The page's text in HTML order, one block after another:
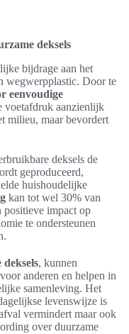
deksels
bijdrage aan het
wegwerpplastic. Door te
eenvoudige
voetafdruk aanzienlijk
milieu, maar bevordert
deksels de
geproduceerd,
huishoudelijke
kan tot wel 30% van
positieve impact op
te ondersteunen
, kunnen
anderen en helpen in
samenleving. Het
levenswijze is
vermindert maar ook
over duurzame